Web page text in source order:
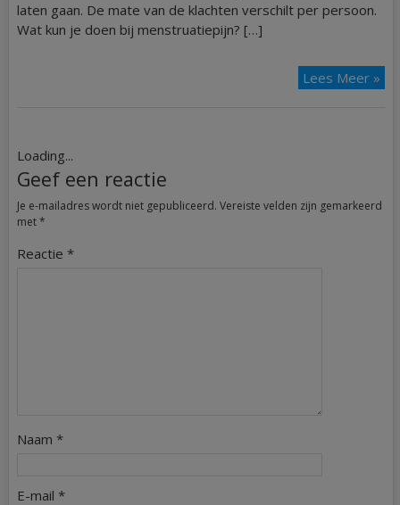
laten gaan. De mate van de klachten verschilt per persoon.
Wat kun je doen bij menstruatiepijn? […]
Lees Meer »
Loading...
Geef een reactie
Je e-mailadres wordt niet gepubliceerd. Vereiste velden zijn gemarkeerd
met*
Reactie *
Naam *
E-mail *